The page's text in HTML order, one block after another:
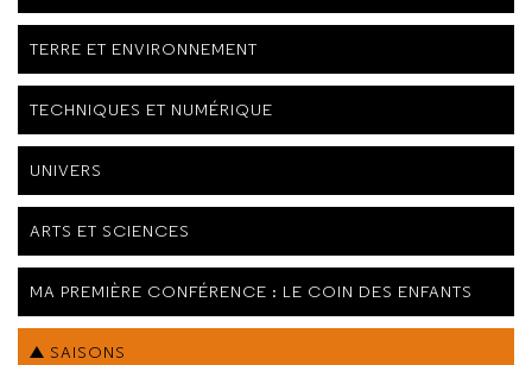
TERRE ET ENVIRONNEMENT
TECHNIQUES ET NUMÉRIQUE
UNIVERS
ARTS ET SCIENCES
MA PREMIÈRE CONFÉRENCE : LE COIN DES ENFANTS
SAISONS